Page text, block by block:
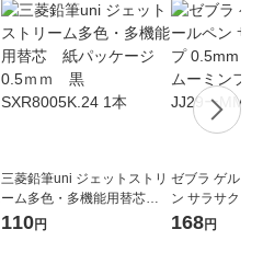
三菱鉛筆uni ジェットストリ
ーム多色・多機能用替芯
紙パッケージ 0.5ｍｍ 黒
110円
ゼブラ ゲルイ
ン サラサクリ
定 ムーミン ム
168円